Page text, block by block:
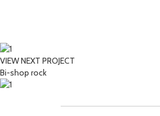
VIEW NEXT PROJECT
Bi-shop rock